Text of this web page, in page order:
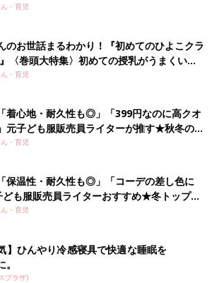
・育児
のお世話まるわかり！『初めてのひよこクラ
〈巻頭大特集〉初めての授乳がうまくい
ぱい・ミルクの基本と夏のトラブル 解決テ
・育児
着心地・耐久性も◎」「399円なのに高クオ
元子ども服販売員ライターが推す★秋冬のお
イテム5選
・育児
保温性・耐久性も◎」「コーデの差し色に
も服販売員ライターおすすめ★冬トップス5
・育児
】ひんやり冷感寝具で快適な睡眠を
プラザ)